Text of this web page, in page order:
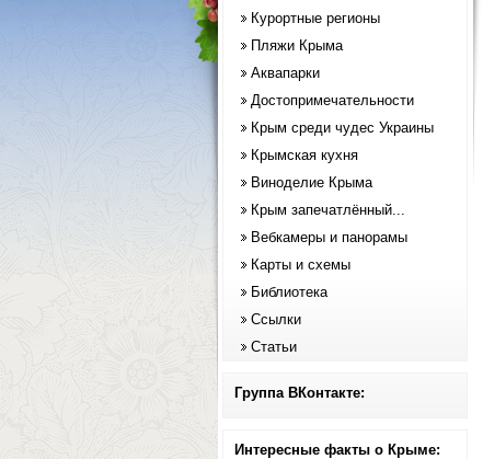
Курортные регионы
Пляжи Крыма
Аквапарки
Достопримечательности
Крым среди чудес Украины
Крымская кухня
Виноделие Крыма
Крым запечатлённый...
Вебкамеры и панорамы
Карты и схемы
Библиотека
Ссылки
Статьи
Группа ВКонтакте:
Интересные факты о Крыме: